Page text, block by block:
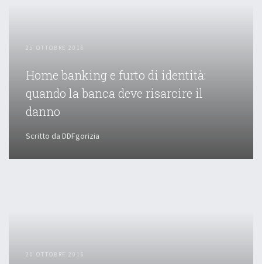
25 OTTOBRE 2016
Home banking e furto di identità:
quando la banca deve risarcire il
danno
Scritto da DDFgorizia
20 OTTOBRE 2016